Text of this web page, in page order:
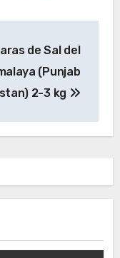
de Sal del
(Punjab
2-3 kg